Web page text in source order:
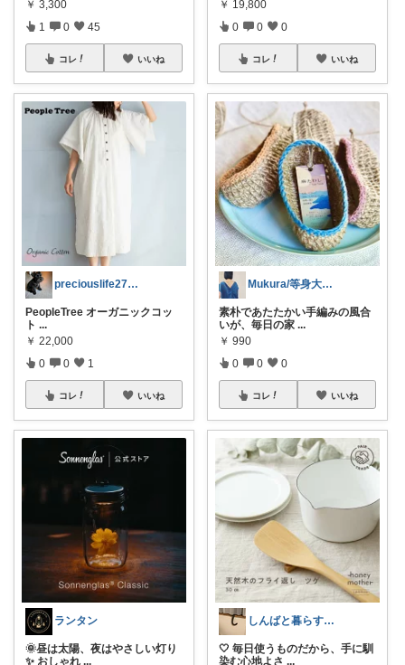
￥ 3,300
1 0 45
コレ いいね
preciouslife27🌞新生活
PeopleTree オーガニックコッ
ト ...
￥ 22,000
0 0 1
コレ いいね
ランタン
🌞昼は太陽、夜はやさしい灯り
✨ おしゃれ ...
￥ 19,800
0 0 0
コレ いいね
Mukura/等身大の整う暮らし
素朴であたたかい手編みの風合
いが、毎日の家 ...
￥ 990
0 0 0
コレ いいね
しんばと暮らす日々
🤍 毎日使うものだから、手に馴
染む心地よさ ...